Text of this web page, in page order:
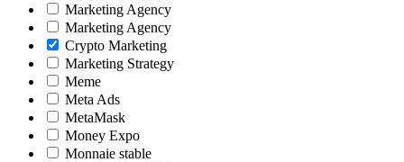
Marketing Agency
Marketing Agency
Crypto Marketing
Marketing Strategy
Meme
Meta Ads
MetaMask
Money Expo
Monnaie stable